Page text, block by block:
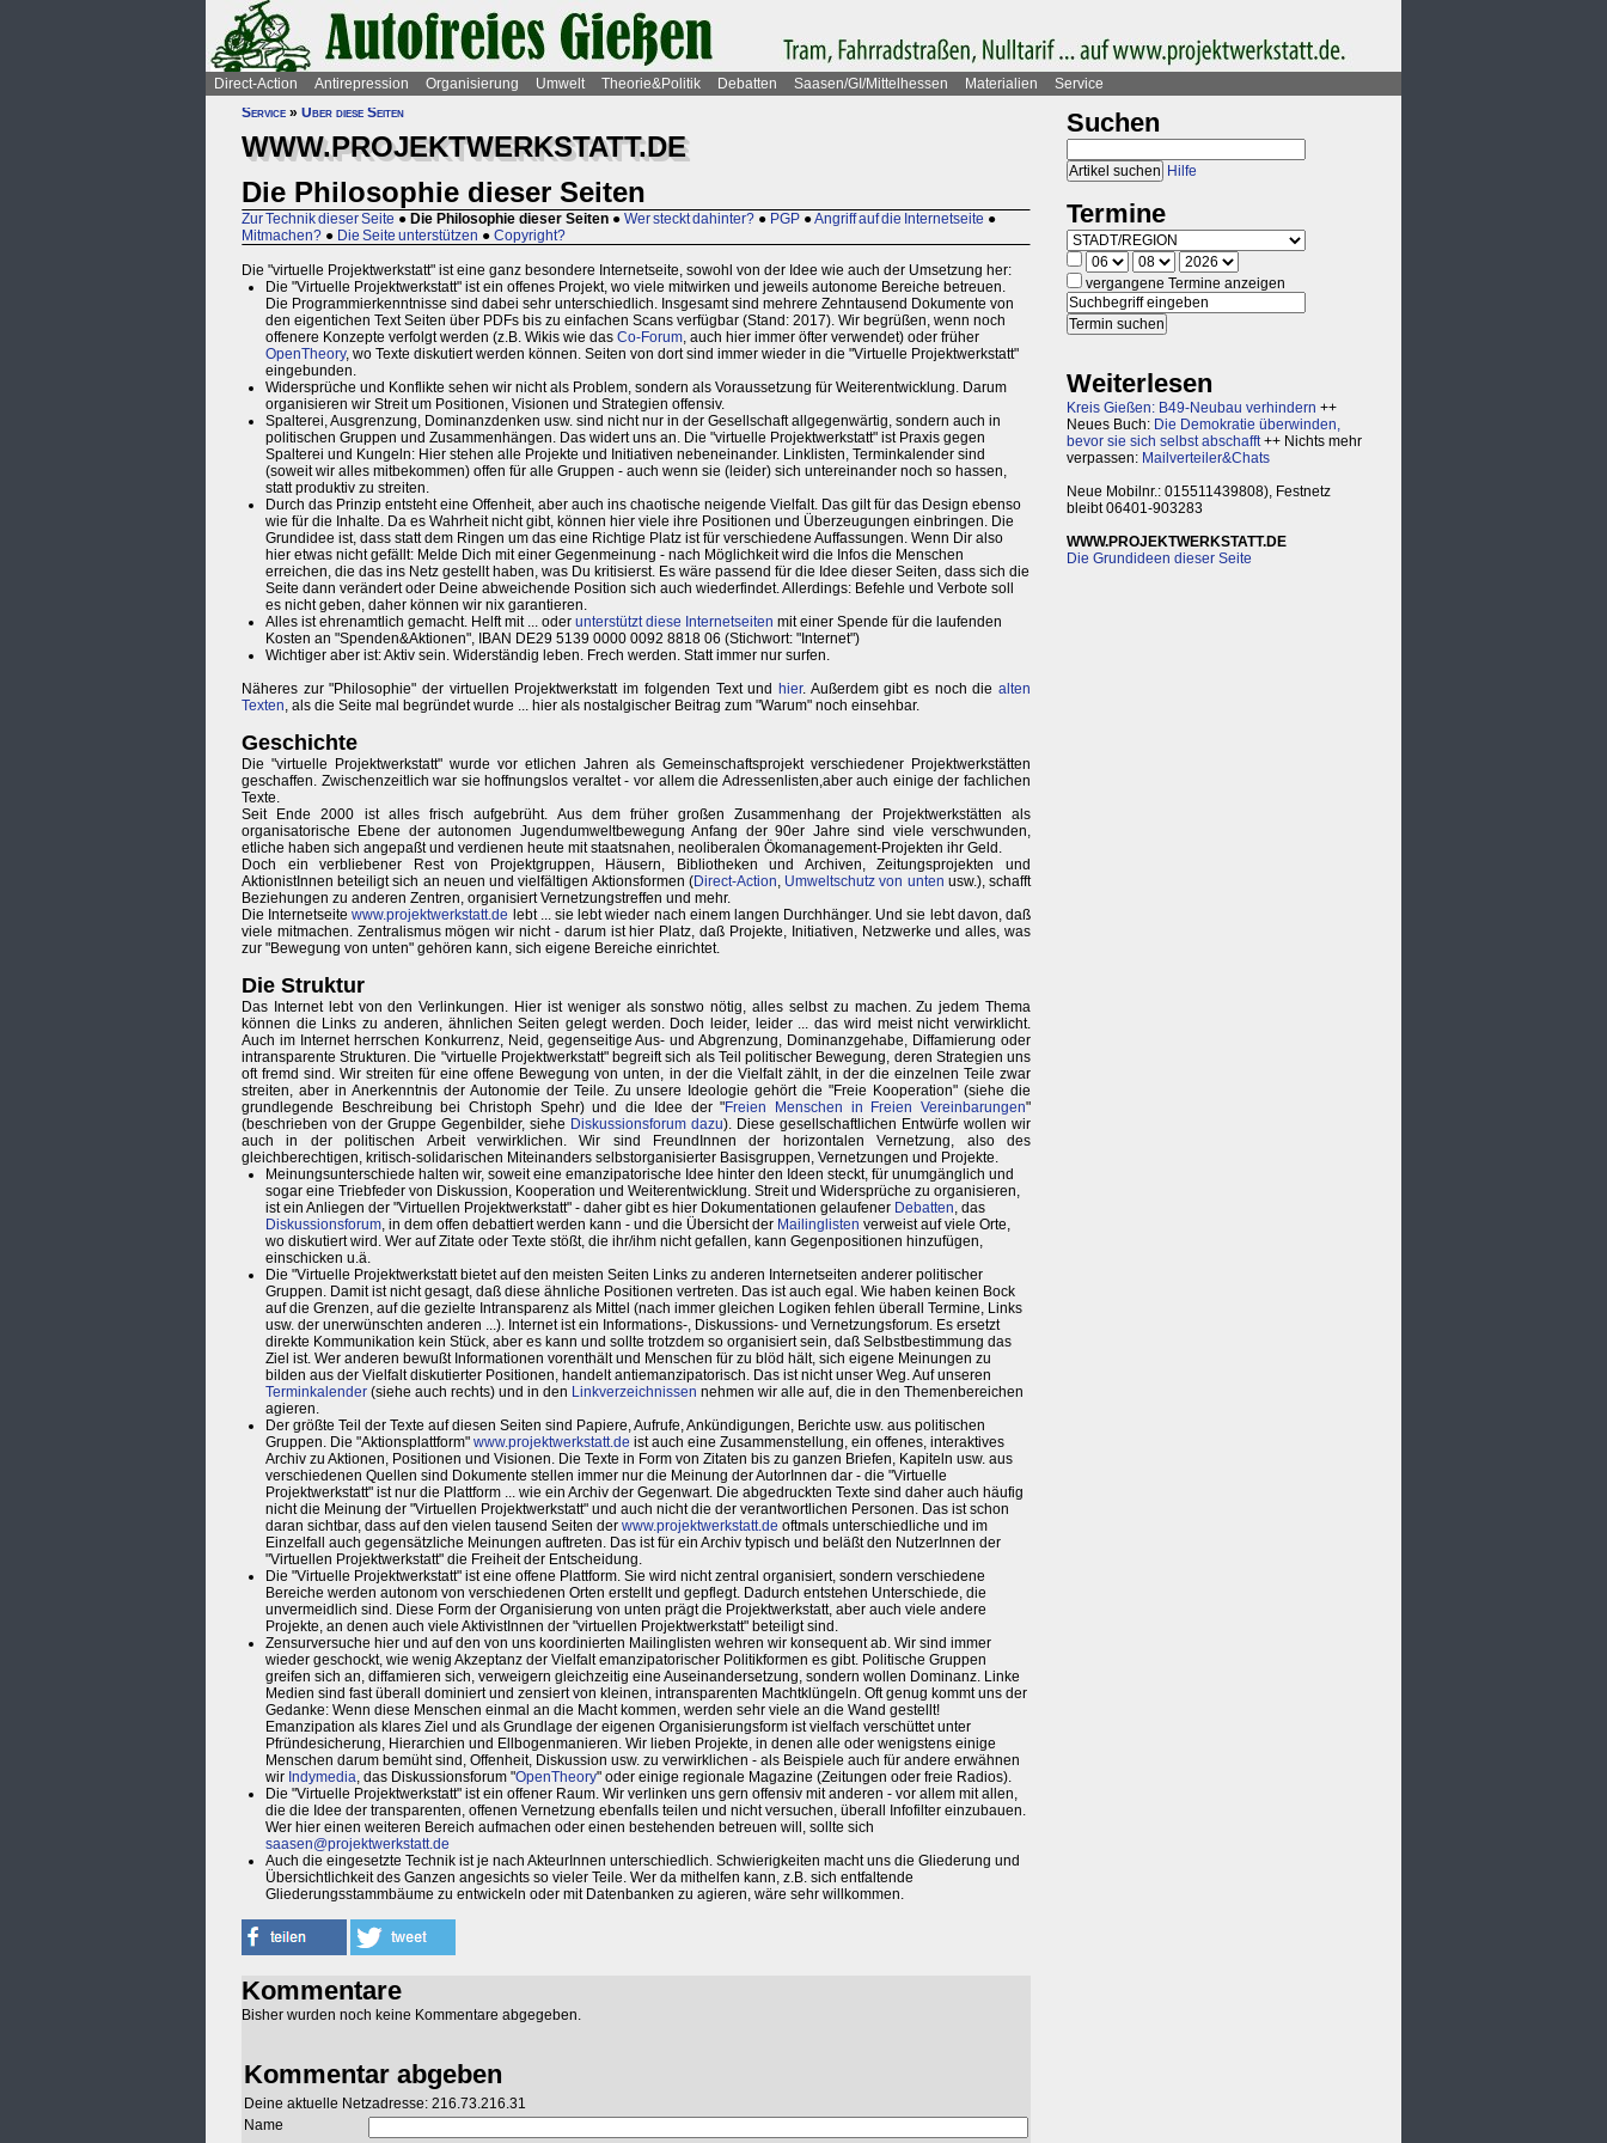
Direct-Action Antirepression Organisierung Umwelt Theorie&Politik Debatten Saasen/GI/Mittelhessen Materialien
Service
Service » Über diese Seiten
WWW.PROJEKTWERKSTATT.DE
Die Philosophie dieser Seiten
Zur Technik dieser Seite ● Die Philosophie dieser Seiten ● Wer steckt dahinter? ● PGP ●Angriff auf die Internetseite ●
Mitmachen? ● Die Seite unterstützen ● Copyright?
Die "virtuelle Projektwerkstatt" ist eine ganz besondere Internetseite, sowohl von der Idee wie auch der Umsetzung her:
Die "Virtuelle Projektwerkstatt" ist ein offenes Projekt, wo viele mitwirken und jeweils autonome Bereiche betreuen.
Die Programmierkenntnisse sind dabei sehr unterschiedlich. Insgesamt sind mehrere Zehntausend Dokumente von
den eigentichen Text Seiten über PDFs bis zu einfachen Scans verfügbar (Stand: 2017). Wir begrüßen, wenn noch
offenere Konzepte verfolgt werden (z.B. Wikis wie das Co-Forum, auch hier immer öfter verwendet) oder früher
OpenTheory, wo Texte diskutiert werden können. Seiten von dort sind immer wieder in die "Virtuelle Projektwerkstatt"
eingebunden.
Widersprüche und Konflikte sehen wir nicht als Problem, sondern als Voraussetzung für Weiterentwicklung. Darum
organisieren wir Streit um Positionen, Visionen und Strategien offensiv.
Spalterei, Ausgrenzung, Dominanzdenken usw. sind nicht nur in der Gesellschaft allgegenwärtig, sondern auch in
politischen Gruppen und Zusammenhängen. Das widert uns an. Die "virtuelle Projektwerkstatt" ist Praxis gegen
Spalterei und Kungeln: Hier stehen alle Projekte und Initiativen nebeneinander. Linklisten, Terminkalender sind
(soweit wir alles mitbekommen) offen für alle Gruppen - auch wenn sie (leider) sich untereinander noch so hassen,
statt produktiv zu streiten.
Durch das Prinzip entsteht eine Offenheit, aber auch ins chaotische neigende Vielfalt. Das gilt für das Design ebenso
wie für die Inhalte. Da es Wahrheit nicht gibt, können hier viele ihre Positionen und Überzeugungen einbringen. Die
Grundidee ist, dass statt dem Ringen um das eine Richtige Platz ist für verschiedene Auffassungen. Wenn Dir also
hier etwas nicht gefällt: Melde Dich mit einer Gegenmeinung - nach Möglichkeit wird die Infos die Menschen
erreichen, die das ins Netz gestellt haben, was Du kritisierst. Es wäre passend für die Idee dieser Seiten, dass sich die
Seite dann verändert oder Deine abweichende Position sich auch wiederfindet. Allerdings: Befehle und Verbote soll
es nicht geben, daher können wir nix garantieren.
Alles ist ehrenamtlich gemacht. Helft mit ... oder unterstützt diese Internetseiten mit einer Spende für die laufenden
Kosten an "Spenden&Aktionen", IBAN DE29 5139 0000 0092 8818 06 (Stichwort: "Internet")
Wichtiger aber ist: Aktiv sein. Widerständig leben. Frech werden. Statt immer nur surfen.
Näheres zur "Philosophie" der virtuellen Projektwerkstatt im folgenden Text und
hier. Außerdem gibt es noch die alten
Texten, als die Seite mal begründet wurde ... hier als nostalgischer Beitrag zum "Warum" noch einsehbar.
Geschichte
Die "virtuelle Projektwerkstatt" wurde vor etlichen Jahren als Gemeinschaftsprojekt verschiedener Projektwerkstätten
geschaffen. Zwischenzeitlich war sie hoffnungslos veraltet - vor allem die Adressenlisten,aber auch einige der fachlichen
Texte.
Seit Ende 2000 ist alles frisch aufgebrüht. Aus dem früher großen Zusammenhang der Projektwerkstätten als
organisatorische Ebene der autonomen Jugendumweltbewegung Anfang der 90er Jahre sind viele verschwunden,
etliche haben sich angepaßt und verdienen heute mit staatsnahen, neoliberalen Ökomanagement-Projekten ihr Geld.
Doch ein verbliebener Rest von Projektgruppen, Häusern, Bibliotheken und Archiven, Zeitungsprojekten und
AktionistInnen beteiligt sich an neuen und vielfältigen Aktionsformen (Direct-Action, Umweltschutz von unten usw.), schafft
Beziehungen zu anderen Zentren, organisiert Vernetzungstreffen und mehr.
Die Internetseitewww.projektwerkstatt.de lebt ... sie lebt wieder nach einem langen Durchhänger. Und sie lebt davon, daß
viele mitmachen. Zentralismus mögen wir nicht - darum ist hier Platz, daß Projekte, Initiativen, Netzwerke und alles, was
zur "Bewegung von unten" gehören kann, sich eigene Bereiche einrichtet.
Die Struktur
Das Internet lebt von den Verlinkungen. Hier ist weniger als sonstwo nötig, alles selbst zu machen. Zu jedem Thema
können die Links zu anderen, ähnlichen Seiten gelegt werden. Doch leider, leider ... das wird meist nicht verwirklicht.
Auch im Internet herrschen Konkurrenz, Neid, gegenseitige Aus- und Abgrenzung, Dominanzgehabe, Diffamierung oder
intransparente Strukturen. Die "virtuelle Projektwerkstatt" begreift sich als Teil politischer Bewegung, deren Strategien uns
oft fremd sind. Wir streiten für eine offene Bewegung von unten, in der die Vielfalt zählt, in der die einzelnen Teile zwar
streiten, aber in Anerkenntnis der Autonomie der Teile. Zu unsere Ideologie gehört die "Freie Kooperation" (siehe die
grundlegende Beschreibung bei Christoph Spehr) und die Idee der "Freien Menschen in Freien Vereinbarungen"
(beschrieben von der Gruppe Gegenbilder, siehe Diskussionsforum dazu). Diese gesellschaftlichen Entwürfe wollen wir
auch in der politischen Arbeit verwirklichen. Wir sind FreundInnen der horizontalen Vernetzung, also des
gleichberechtigen, kritisch-solidarischen Miteinanders selbstorganisierter Basisgruppen, Vernetzungen und Projekte.
Meinungsunterschiede halten wir, soweit eine emanzipatorische Idee hinter den Ideen steckt, für unumgänglich und
sogar eine Triebfeder von Diskussion, Kooperation und Weiterentwicklung. Streit und Widersprüche zu organisieren,
ist ein Anliegen der "Virtuellen Projektwerkstatt" - daher gibt es hier Dokumentationen gelaufener Debatten, das
Diskussionsforum, in dem offen debattiert werden kann - und die Übersicht der Mailinglisten verweist auf viele Orte,
wo diskutiert wird. Wer auf Zitate oder Texte stößt, die ihr/ihm nicht gefallen, kann Gegenpositionen hinzufügen,
einschicken u.ä.
Die "Virtuelle Projektwerkstatt bietet auf den meisten Seiten Links zu anderen Internetseiten anderer politischer
Gruppen. Damit ist nicht gesagt, daß diese ähnliche Positionen vertreten. Das ist auch egal. Wie haben keinen Bock
auf die Grenzen, auf die gezielte Intransparenz als Mittel (nach immer gleichen Logiken fehlen überall Termine, Links
usw. der unerwünschten anderen ...). Internet ist ein Informations-, Diskussions- und Vernetzungsforum. Es ersetzt
direkte Kommunikation kein Stück, aber es kann und sollte trotzdem so organisiert sein, daß Selbstbestimmung das
Ziel ist. Wer anderen bewußt Informationen vorenthält und Menschen für zu blöd hält, sich eigene Meinungen zu
bilden aus der Vielfalt diskutierter Positionen, handelt antiemanzipatorisch. Das ist nicht unser Weg. Auf unseren
Terminkalender (siehe auch rechts) und in den Linkverzeichnissen nehmen wir alle auf, die in den Themenbereichen
agieren.
Der größte Teil der Texte auf diesen Seiten sind Papiere, Aufrufe, Ankündigungen, Berichte usw. aus politischen
Gruppen. Die "Aktionsplattform" www.projektwerkstatt.de ist auch eine Zusammenstellung, ein offenes, interaktives
Archiv zu Aktionen, Positionen und Visionen. Die Texte in Form von Zitaten bis zu ganzen Briefen, Kapiteln usw. aus
verschiedenen Quellen sind Dokumente stellen immer nur die Meinung der AutorInnen dar - die "Virtuelle
Projektwerkstatt" ist nur die Plattform ... wie ein Archiv der Gegenwart. Die abgedruckten Texte sind daher auch häufig
nicht die Meinung der "Virtuellen Projektwerkstatt" und auch nicht die der verantwortlichen Personen. Das ist schon
daran sichtbar, dass auf den vielen tausend Seiten der www.projektwerkstatt.de oftmals unterschiedliche und im
Einzelfall auch gegensätzliche Meinungen auftreten. Das ist für ein Archiv typisch und beläßt den NutzerInnen der
"Virtuellen Projektwerkstatt" die Freiheit der Entscheidung.
Die "Virtuelle Projektwerkstatt" ist eine offene Plattform. Sie wird nicht zentral organisiert, sondern verschiedene
Bereiche werden autonom von verschiedenen Orten erstellt und gepflegt. Dadurch entstehen Unterschiede, die
unvermeidlich sind. Diese Form der Organisierung von unten prägt die Projektwerkstatt, aber auch viele andere
Projekte, an denen auch viele AktivistInnen der "virtuellen Projektwerkstatt" beteiligt sind.
Zensurversuche hier und auf den von uns koordinierten Mailinglisten wehren wir konsequent ab. Wir sind immer
wieder geschockt, wie wenig Akzeptanz der Vielfalt emanzipatorischer Politikformen es gibt. Politische Gruppen
greifen sich an, diffamieren sich, verweigern gleichzeitig eine Auseinandersetzung, sondern wollen Dominanz. Linke
Medien sind fast überall dominiert und zensiert von kleinen, intransparenten Machtklüngeln. Oft genug kommt uns der
Gedanke: Wenn diese Menschen einmal an die Macht kommen, werden sehr viele an die Wand gestellt!
Emanzipation als klares Ziel und als Grundlage der eigenen Organisierungsform ist vielfach verschüttet unter
Pfründesicherung, Hierarchien und Ellbogenmanieren. Wir lieben Projekte, in denen alle oder wenigstens einige
Menschen darum bemüht sind, Offenheit, Diskussion usw. zu verwirklichen - als Beispiele auch für andere erwähnen
wir Indymedia, das Diskussionsforum "OpenTheory" oder einige regionale Magazine (Zeitungen oder freie Radios).
Die "Virtuelle Projektwerkstatt" ist ein offener Raum. Wir verlinken uns gern offensiv mit anderen - vor allem mit allen,
die die Idee der transparenten, offenen Vernetzung ebenfalls teilen und nicht versuchen, überall Infofilter einzubauen.
Wer hier einen weiteren Bereich aufmachen oder einen bestehenden betreuen will, sollte sich
saasen@projektwerkstatt.de
Auch die eingesetzte Technik ist je nach AkteurInnen unterschiedlich. Schwierigkeiten macht uns die Gliederung und
Übersichtlichkeit des Ganzen angesichts so vieler Teile. Wer da mithelfen kann, z.B. sich entfaltende
Gliederungsstammbäume zu entwickeln oder mit Datenbanken zu agieren, wäre sehr willkommen.
Kommentare
Bisher wurden noch keine Kommentare abgegeben.
Kommentar abgeben
Deine aktuelle Netzadresse: 216.73.216.31
Name
Suchen
Hilfe
Termine
vergangene Termine anzeigen
Weiterlesen
Kreis Gießen: B49-Neubau verhindern ++
Neues Buch: Die Demokratie überwinden,
bevor sie sich selbst abschafft++ Nichts mehr
verpassen: Mailverteiler&Chats
Neue Mobilnr.: 015511439808), Festnetz
bleibt 06401-903283
WWW.PROJEKTWERKSTATT.DE
Die Grundideen dieser Seite